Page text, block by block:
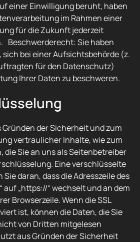
einer Einwilligung beruht, haben
im Rahmen einer
für die Zukunft jederzeit
Beschwerderecht: Sie haben
sich bei einer Aufsichtsbehörde (z.
für den Datenschutz)
Ihrer Daten zu beschweren.
der Sicherheit und zum
vertraulicher Inhalte, wie zum
die Sie an uns als Seitenbetreiber
Eine verschlüsselte
daran, dass die Adresszeile des
auf „https://“ wechselt und an dem
Browserzeile. Wenn die SSL
ist, können die Daten, die Sie
von Dritten mitgelesen
aus Gründen der Sicherheit